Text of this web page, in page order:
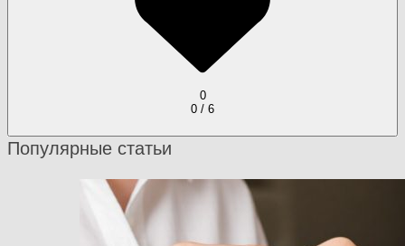
0
0 / 6
Популярные статьи